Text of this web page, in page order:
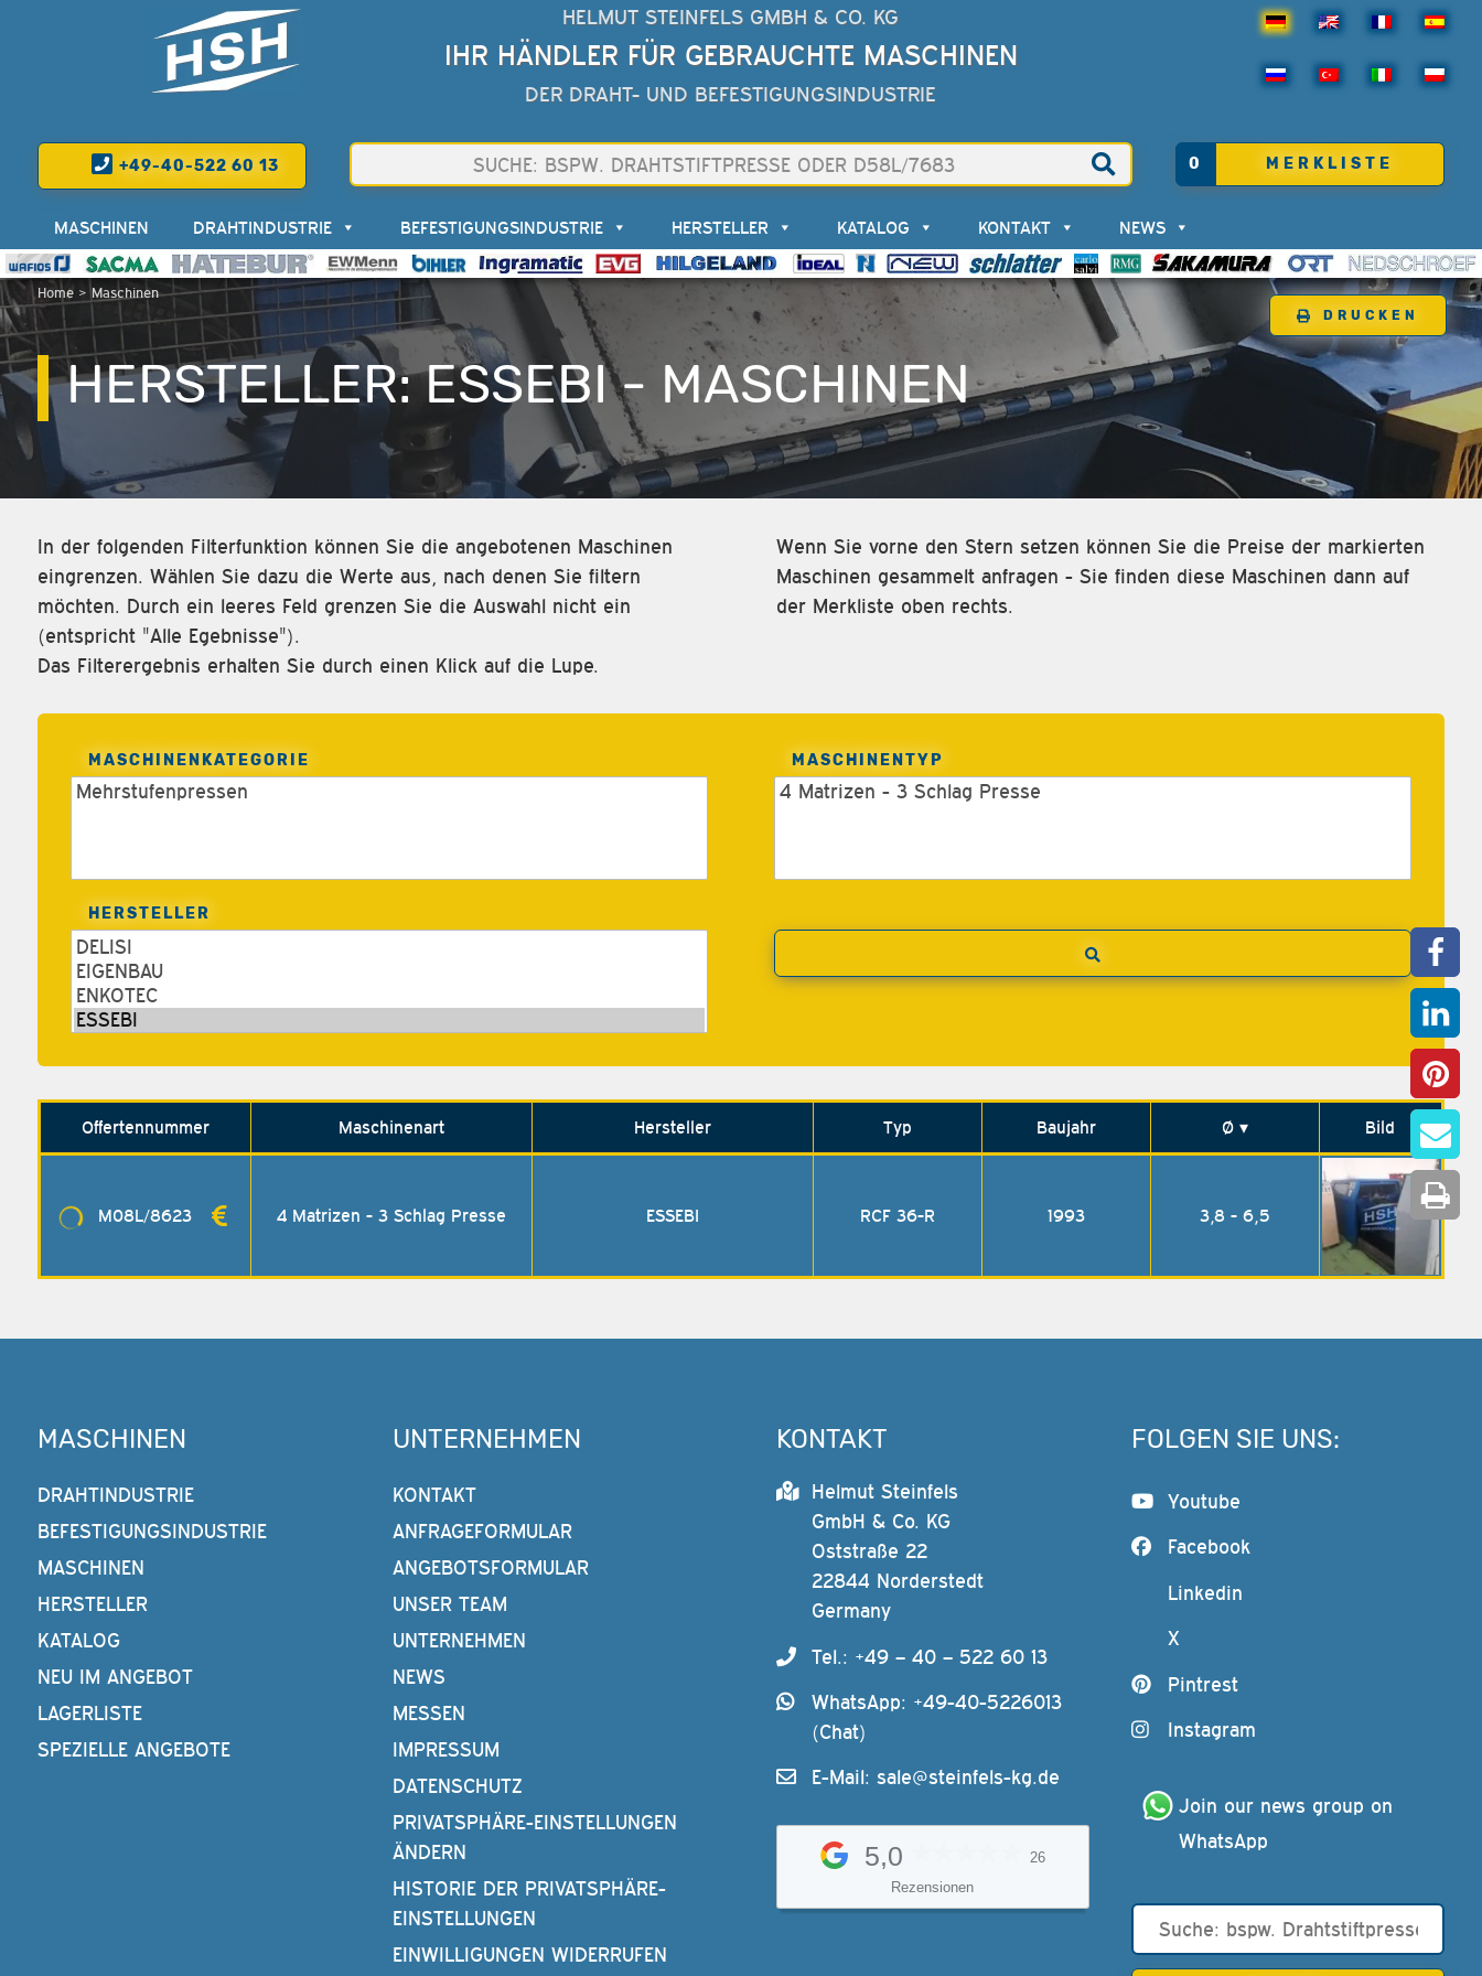
HELMUT STEINFELS GMBH & CO. KG
IHR HÄNDLER FÜR GEBRAUCHTE MASCHINEN
DER DRAHT- UND BEFESTIGUNGSINDUSTRIE
+49-40-522 60 13 0 MERKLISTE
Home> Maschinen
MASCHINEN DRAHTINDUSTRIE BEFESTIGUNGSINDUSTRIE HERSTELLER KATALOG KONTAKT NEWS
DRUCKEN
HERSTELLER: ESSEBI - MASCHINEN
In der folgenden Filterfunktion können Sie die angebotenen Maschinen
eingrenzen. Wählen Sie dazu die Werte aus, nach denen Sie filtern
möchten. Durch ein leeres Feld grenzen Sie die Auswahl nicht ein
(entspricht "Alle Egebnisse").
Das Filterergebnis erhalten Sie durch einen Klick auf die Lupe.
Wenn Sie vorne den Stern setzen können Sie die Preise der markierten
Maschinen gesammelt anfragen - Sie finden diese Maschinen dann auf
der Merkliste oben rechts.
MASCHINENKATEGORIE MASCHINENTYP
HERSTELLER
Offerten­nummer Maschinenart Hersteller Typ Baujahr Ø▾ Bild
M08L/8623 4 Matrizen - 3 Schlag Presse ESSEBI RCF 36-R 1993 3,8 - 6,5
MASCHINEN
DRAHTINDUSTRIE
BEFESTIGUNGSINDUSTRIE
MASCHINEN
HERSTELLER
KATALOG
NEU IM ANGEBOT
LAGERLISTE
SPEZIELLE ANGEBOTE
UNTERNEHMEN
KONTAKT
ANFRAGEFORMULAR
ANGEBOTSFORMULAR
UNSER TEAM
UNTERNEHMEN
NEWS
MESSEN
IMPRESSUM
DATENSCHUTZ
PRIVATSPHÄRE-EINSTELLUNGEN
ÄNDERN
HISTORIE DER PRIVATSPHÄRE-
EINSTELLUNGEN
EINWILLIGUNGEN WIDERRUFEN
KONTAKT
Helmut Steinfels
GmbH & Co. KG
Oststraße 22
22844 Norderstedt
Germany
Tel.: +49 – 40 – 522 60 13
WhatsApp: +49-40-5226013
(Chat)
E-Mail:sale@steinfels-kg.de
5,0
26
Rezensionen
FOLGEN SIE UNS:
Youtube
Facebook
Linkedin
X
Pintrest
Instagram
Join our news group on
WhatsApp